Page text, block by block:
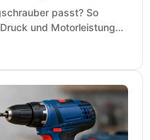
passt? So
und Motorleistung